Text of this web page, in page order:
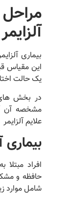
آلزایمر
بیماری
این مقیاس
یک حالت
در بخش های
مشخصه آن
علایم آلزایمر
بیماری
افراد
حافظه و
شامل موارد